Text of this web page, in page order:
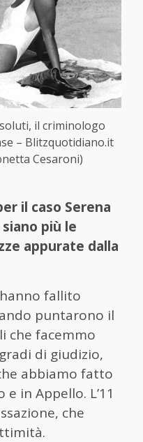
il criminologo
– Blitzquotidiano.it
Cesaroni)
il caso Serena
più le
appurate dalla
fallito
puntarono il
che facemmo
di giudizio,
abbiamo fatto
in Appello. L’11
che